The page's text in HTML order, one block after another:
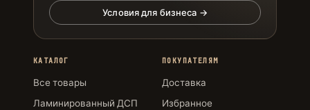
Условия для бизнеса →
КАТАЛОГ
Все товары
Ламинированный ДСП
ПОКУПАТЕЛЯМ
Доставка
Избранное